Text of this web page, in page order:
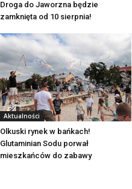
Droga do Jaworzna będzie
zamknięta od 10 sierpnia!
Aktualności
Olkuski rynek w bańkach!
Glutaminian Sodu porwał
mieszkańców do zabawy